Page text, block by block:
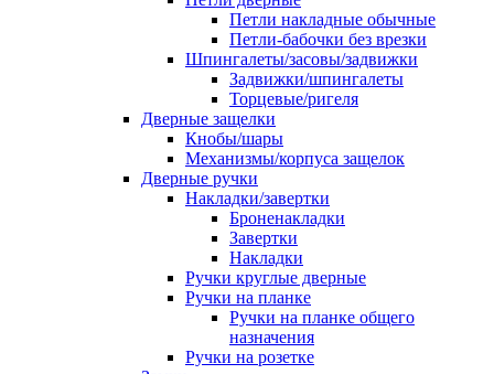
Петли накладные обычные
Петли-бабочки без врезки
Шпингалеты/засовы/задвижки
Задвижки/шпингалеты
Торцевые/ригеля
Дверные защелки
Кнобы/шары
Механизмы/корпуса защелок
Дверные ручки
Накладки/завертки
Броненакладки
Завертки
Накладки
Ручки круглые дверные
Ручки на планке
Ручки на планке общего
назначения
Ручки на розетке